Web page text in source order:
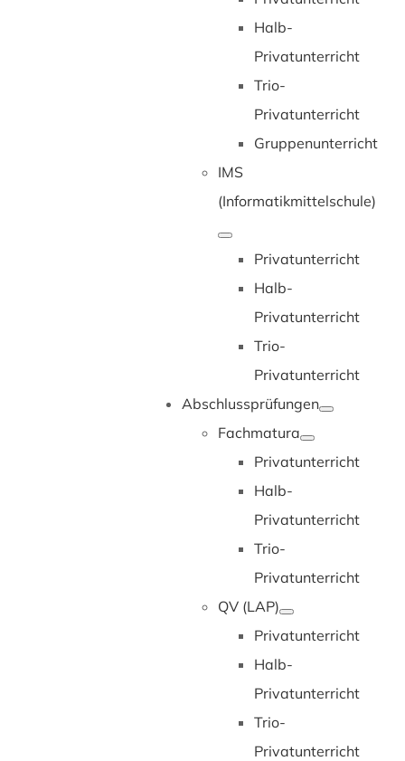
Halb-
Privatunterricht
Trio-
Privatunterricht
Gruppenunterricht
IMS
(Informatikmittelschule)
Privatunterricht
Halb-
Privatunterricht
Trio-
Privatunterricht
Abschlussprüfungen
Fachmatura
Privatunterricht
Halb-
Privatunterricht
Trio-
Privatunterricht
QV (LAP)
Privatunterricht
Halb-
Privatunterricht
Trio-
Privatunterricht